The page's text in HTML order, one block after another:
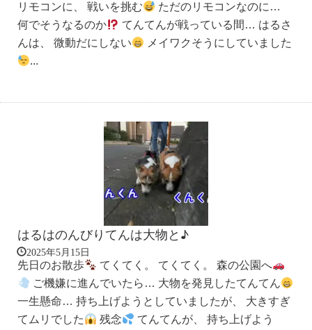
リモコンに、 戦いを挑む
ただのリモコンなのに…
何でそうなるのか
てんてんが戦っている間… はるさ
んは、 微動だにしない
メイワクそうにしていました
...
はるはのんびりてんは大物と♪
2025年5月15日
先日のお散歩
てくてく。 てくてく。 森の公園へ
ご機嫌に進んでいたら… 大物を発見したてんてん
一生懸命… 持ち上げようとしていましたが、 大きすぎ
てムリでした
残念 てんてんが、 持ち上げよう